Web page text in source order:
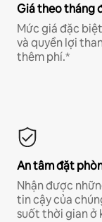
Giá theo tháng
Mức giá đặc
và quyền lợi
thêm phí.*
An tâm đặt
Nhận được
tin cậy của
suốt thời gian ở